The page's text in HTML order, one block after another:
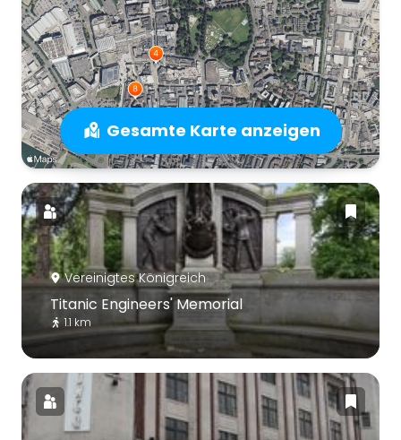
Gesamte Karte anzeigen
Vereinigtes Königreich
Titanic Engineers' Memorial
1.1 km